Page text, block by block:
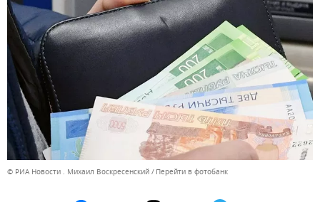
© РИА Новости . Михаил Воскресенский Перейти в фотобанк